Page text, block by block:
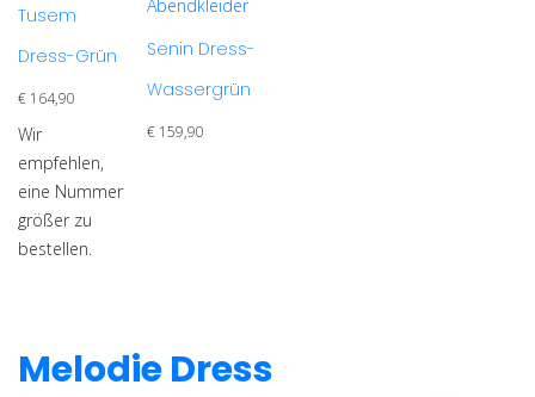
mehrere
Varianten
Die
Optionen
können
auf
der
Produktseite
Tusem
Dress-Grün
€ 164,90
Wir
empfehlen,
eine Nummer
größer zu
bestellen.
mehrere
Varianten
Abendkleider
Senin Dress-
Wassergrün
€ 159,90
Melodie Dress